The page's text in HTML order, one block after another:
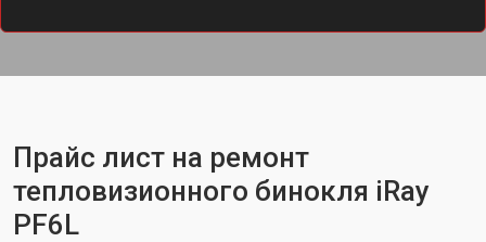
Прайс лист на ремонт
тепловизионного бинокля iRay
PF6L